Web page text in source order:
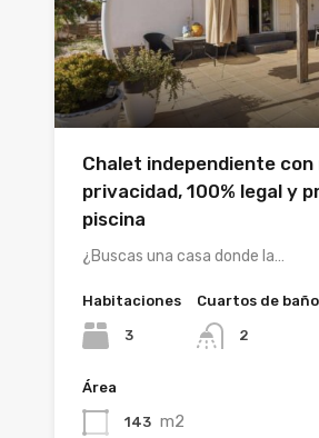
Chalet independiente con
privacidad, 100% legal y
piscina
¿Buscas una casa donde la…
Habitaciones
3
Cuartos de baño
2
Área
143 m2